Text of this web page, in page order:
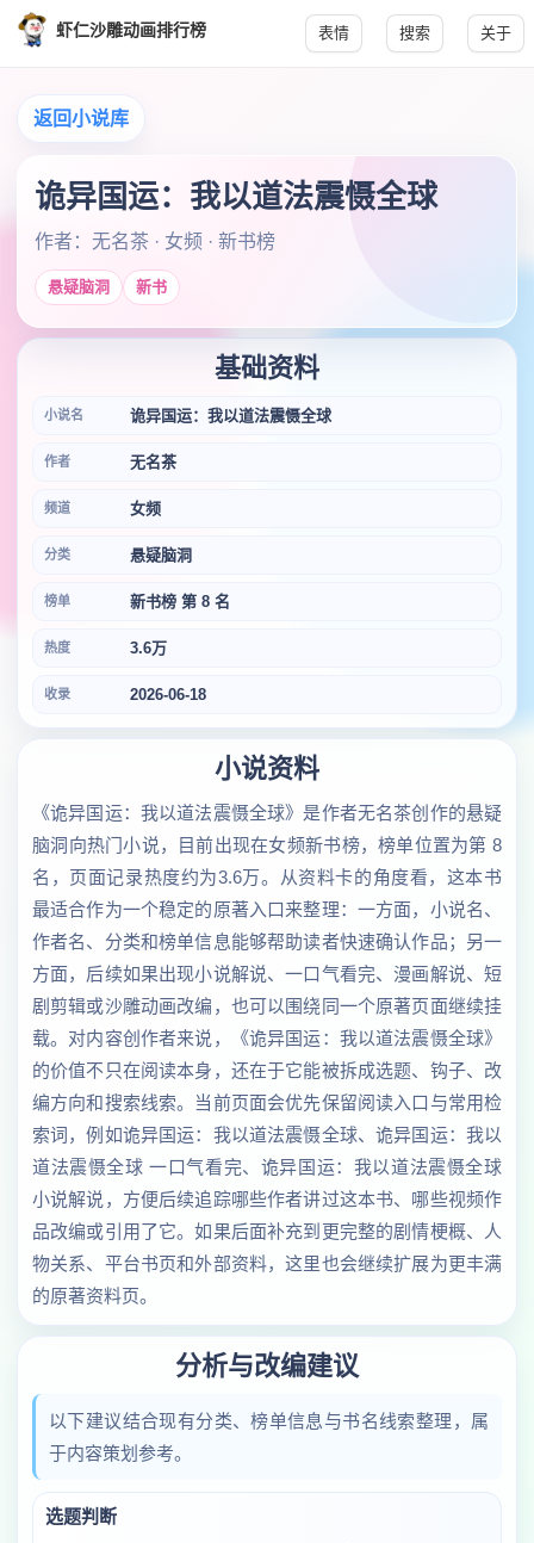
虾仁沙雕动画排行榜 表情 搜索 关于
返回小说库
诡异国运：我以道法震慑全球
作者：无名茶 · 女频 · 新书榜
悬疑脑洞 新书
基础资料
小说名 诡异国运：我以道法震慑全球
作者 无名茶
频道 女频
分类 悬疑脑洞
榜单 新书榜 第 8 名
热度 3.6万
收录 2026-06-18
小说资料
《诡异国运：我以道法震慑全球》是作者无名茶创作的悬疑
脑洞向热门小说，目前出现在女频新书榜，榜单位置为第 8
名，页面记录热度约为3.6万。从资料卡的角度看，这本书
最适合作为一个稳定的原著入口来整理：一方面，小说名、
作者名、分类和榜单信息能够帮助读者快速确认作品；另一
方面，后续如果出现小说解说、一口气看完、漫画解说、短
剧剪辑或沙雕动画改编，也可以围绕同一个原著页面继续挂
载。对内容创作者来说，《诡异国运：我以道法震慑全球》
的价值不只在阅读本身，还在于它能被拆成选题、钩子、改
编方向和搜索线索。当前页面会优先保留阅读入口与常用检
索词，例如诡异国运：我以道法震慑全球、诡异国运：我以
道法震慑全球 一口气看完、诡异国运：我以道法震慑全球
小说解说，方便后续追踪哪些作者讲过这本书、哪些视频作
品改编或引用了它。如果后面补充到更完整的剧情梗概、人
物关系、平台书页和外部资料，这里也会继续扩展为更丰满
的原著资料页。
分析与改编建议
以下建议结合现有分类、榜单信息与书名线索整理，属
于内容策划参考。
选题判断